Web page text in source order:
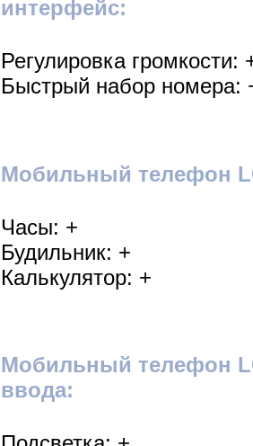
интерфейс:
Регулировка громкости:
Быстрый набор номера:
Мобильный телефон
Часы: +
Будильник: +
Калькулятор: +
Мобильный телефон
ввода: